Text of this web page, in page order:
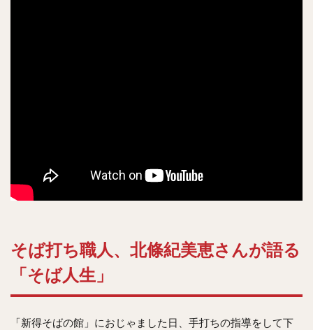
そば打ち職人、北條紀美恵さんが語る
「そば人生」
「新得そばの館」におじゃました日、手打ちの指導をして下